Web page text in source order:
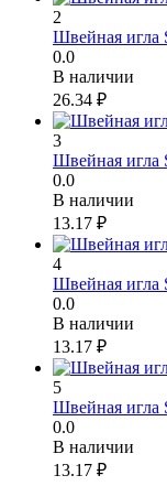
2
Швейная игла
0.0
В наличии
26.34 ₽
3
Швейная игла
0.0
В наличии
13.17 ₽
4
Швейная игла
0.0
В наличии
13.17 ₽
5
Швейная игла
0.0
В наличии
13.17 ₽